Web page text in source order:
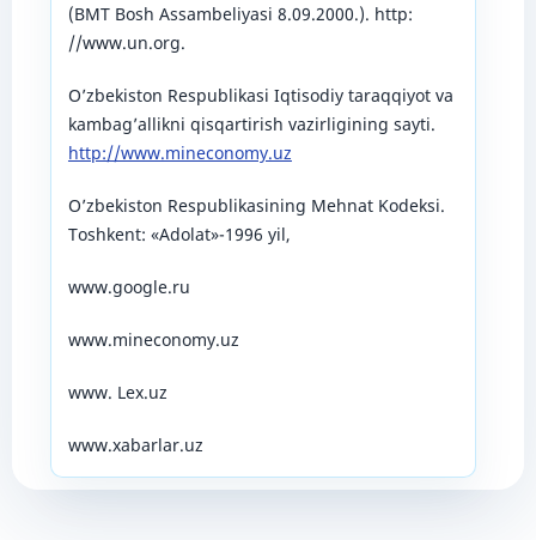
(BMT Bosh Assambeliyasi 8.09.2000.). http:
//www.un.org.
O’zbekiston Respublikasi Iqtisodiy taraqqiyot va
kambag’allikni qisqartirish vazirligining sayti.
http://www.mineconomy.uz
O’zbekiston Respublikasining Mehnat Kodeksi.
Toshkent: «Adolat»-1996 yil,
www.google.ru
www.mineconomy.uz
www. Lex.uz
www.xabarlar.uz